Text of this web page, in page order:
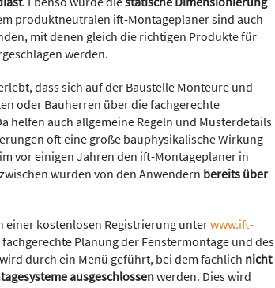
produktneutralen ift-Montageplaner sind auch
mit denen gleich die richtigen Produkte für
werden.
dass sich auf der Baustelle Monteure und
oder Bauherren über die fachgerechte
helfen auch allgemeine Regeln und Musterdetails
oft eine große bauphysikalische Wirkung
vor einigen Jahren den ift-Montageplaner in
wurden von den Anwendern bereits über
einer kostenlosen Registrierung unterwww.ift-
Planung der Fenstermontage und des
durch ein Menü geführt, bei dem fachlich nicht
ausgeschlossenwerden. Dies wird